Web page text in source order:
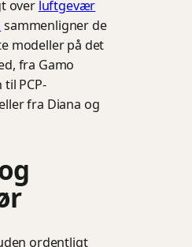
over luftgevær
sammenligner de
modeller på det
fra Gamo
PCP-
fra Diana og
ordentligt